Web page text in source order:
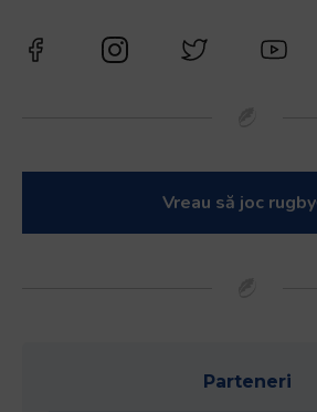
Vreau să joc rugby
Parteneri